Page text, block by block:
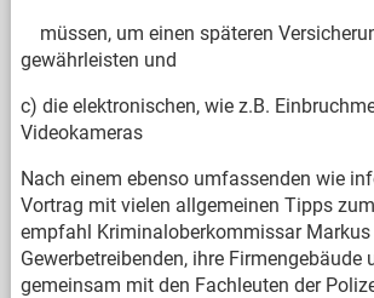
müssen, um einen späteren
gewährleisten und
c) die elektronischen, wie z.B.
Videokameras
Nach einem ebenso umfassenden wie
Vortrag mit vielen allgemeinen Tipps
empfahl Kriminaloberkommissar Markus
Gewerbetreibenden, ihre Firmengebäude
gemeinsam mit den Fachleuten der